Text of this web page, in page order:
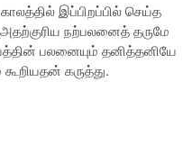
இப்பிறப்பில் செய்த
நற்பலனைத் தருமே
பலனையும் தனித்தனியே
கருத்து.